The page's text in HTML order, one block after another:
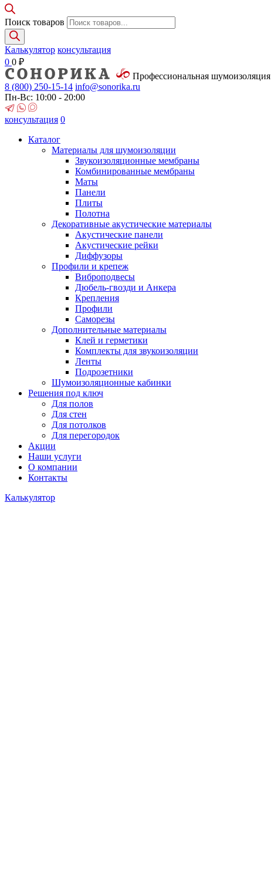
Поиск товаров
Калькулятор консультация
0 0 ₽
Профессиональная шумоизоляция
8 (800) 250-15-14 info@sonorika.ru
Пн-Вс: 10:00 - 20:00
консультация 0
Каталог
Материалы для шумоизоляции
Звукоизоляционные мембраны
Комбинированные мембраны
Маты
Панели
Плиты
Полотна
Декоративные акустические материалы
Акустические панели
Акустические рейки
Диффузоры
Профили и крепеж
Виброподвесы
Дюбель-гвозди и Анкера
Крепления
Профили
Саморезы
Дополнительные материалы
Клей и герметики
Комплекты для звукоизоляции
Ленты
Подрозетники
Шумоизоляционные кабинки
Решения под ключ
Для полов
Для стен
Для потолков
Для перегородок
Акции
Наши услуги
О компании
Контакты
Калькулятор